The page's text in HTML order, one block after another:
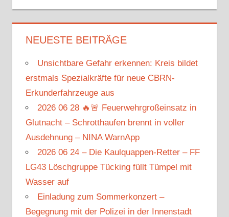
NEUESTE BEITRÄGE
Unsichtbare Gefahr erkennen: Kreis bildet
erstmals Spezialkräfte für neue CBRN-
Erkunderfahrzeuge aus
2026 06 28 🔥🚨 Feuerwehrgroßeinsatz in
Glutnacht – Schrotthaufen brennt in voller
Ausdehnung – NINA WarnApp
2026 06 24 – Die Kaulquappen-Retter – FF
LG43 Löschgruppe Tücking füllt Tümpel mit
Wasser auf
Einladung zum Sommerkonzert –
Begegnung mit der Polizei in der Innenstadt